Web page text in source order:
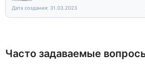
Дата создания: 31.03.2023
Часто задаваемые